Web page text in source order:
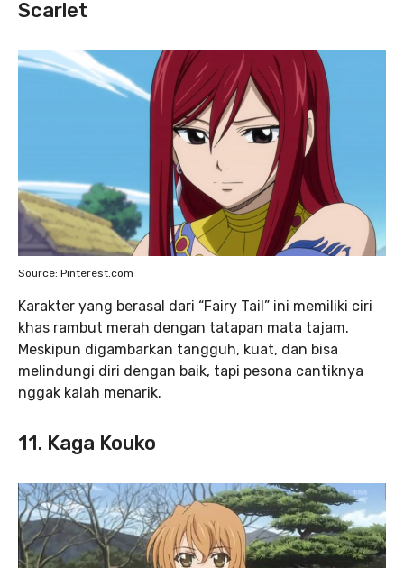
Scarlet
Source: Pinterest.com
Karakter yang berasal dari “Fairy Tail” ini memiliki ciri
khas rambut merah dengan tatapan mata tajam.
Meskipun digambarkan tangguh, kuat, dan bisa
melindungi diri dengan baik, tapi pesona cantiknya
nggak kalah menarik.
11. Kaga Kouko